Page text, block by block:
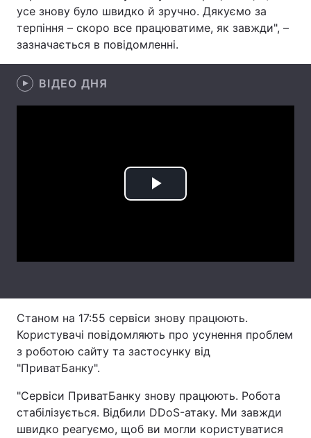
Зброя Інциденти
Здоров'я Туризм
Цікавинки
Екологія Регіони
усе знову було швидко й зручно. Дякуємо за
терпіння – скоро все працюватиме, як завжди", –
зазначається в повідомленні.
ВІДЕО ДНЯ
Play
Станом на 17:55 сервіси знову працюють.
Користувачі повідомляють про усунення проблем
з роботою сайту та застосунку від
"ПриватБанку".
"Сервіси ПриватБанку знову працюють. Робота
стабілізується. Відбили DDoS-атаку. Ми завжди
швидко реагуємо, щоб ви могли користуватися